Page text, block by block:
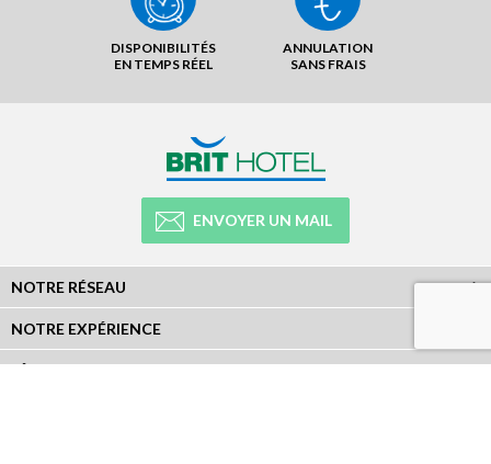
DISPONIBILITÉS
EN TEMPS RÉEL
ANNULATION
SANS FRAIS
ENVOYER UN MAIL
NOTRE RÉSEAU
NOTRE EXPÉRIENCE
LÉGAL